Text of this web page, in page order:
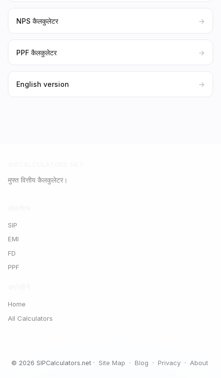
NPS कैलकुलेटर →
PPF कैलकुलेटर →
English version →
मुफ्त वित्तीय कैलकुलेटर।
SIP
EMI
FD
PPF
Home
All Calculators
© 2026 SIPCalculators.net · Site Map · Blog · Privacy · About